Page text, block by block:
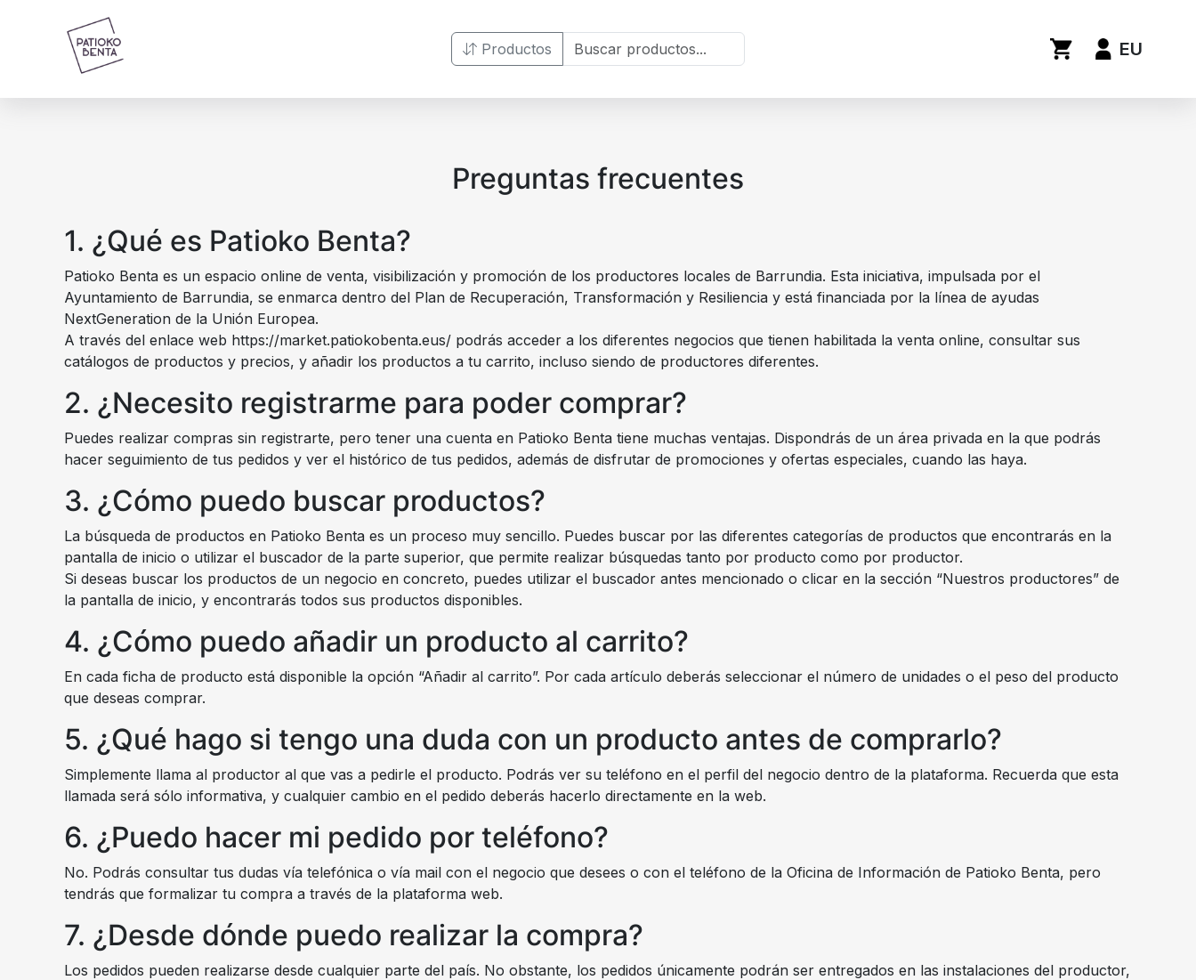
Productos EU
Preguntas frecuentes
1. ¿Qué es Patioko Benta?
Patioko Benta es un espacio online de venta, visibilización y promoción de los productores locales de Barrundia. Esta iniciativa, impulsada por el
Ayuntamiento de Barrundia, se enmarca dentro del Plan de Recuperación, Transformación y Resiliencia y está financiada por la línea de ayudas
NextGeneration de la Unión Europea.
A través del enlace web https://market.patiokobenta.eus/ podrás acceder a los diferentes negocios que tienen habilitada la venta online, consultar sus
catálogos de productos y precios, y añadir los productos a tu carrito, incluso siendo de productores diferentes.
2. ¿Necesito registrarme para poder comprar?
Puedes realizar compras sin registrarte, pero tener una cuenta en Patioko Benta tiene muchas ventajas. Dispondrás de un área privada en la que podrás
hacer seguimiento de tus pedidos y ver el histórico de tus pedidos, además de disfrutar de promociones y ofertas especiales, cuando las haya.
3. ¿Cómo puedo buscar productos?
La búsqueda de productos en Patioko Benta es un proceso muy sencillo. Puedes buscar por las diferentes categorías de productos que encontrarás en la
pantalla de inicio o utilizar el buscador de la parte superior, que permite realizar búsquedas tanto por producto como por productor.
Si deseas buscar los productos de un negocio en concreto, puedes utilizar el buscador antes mencionado o clicar en la sección “Nuestros productores” de
la pantalla de inicio, y encontrarás todos sus productos disponibles.
4. ¿Cómo puedo añadir un producto al carrito?
En cada ficha de producto está disponible la opción “Añadir al carrito”. Por cada artículo deberás seleccionar el número de unidades o el peso del producto
que deseas comprar.
5. ¿Qué hago si tengo una duda con un producto antes de comprarlo?
Simplemente llama al productor al que vas a pedirle el producto. Podrás ver su teléfono en el perfil del negocio dentro de la plataforma. Recuerda que esta
llamada será sólo informativa, y cualquier cambio en el pedido deberás hacerlo directamente en la web.
6. ¿Puedo hacer mi pedido por teléfono?
No. Podrás consultar tus dudas vía telefónica o vía mail con el negocio que desees o con el teléfono de la Oficina de Información de Patioko Benta, pero
tendrás que formalizar tu compra a través de la plataforma web.
7. ¿Desde dónde puedo realizar la compra?
Los pedidos pueden realizarse desde cualquier parte del país. No obstante, los pedidos únicamente podrán ser entregados en las instalaciones del productor,